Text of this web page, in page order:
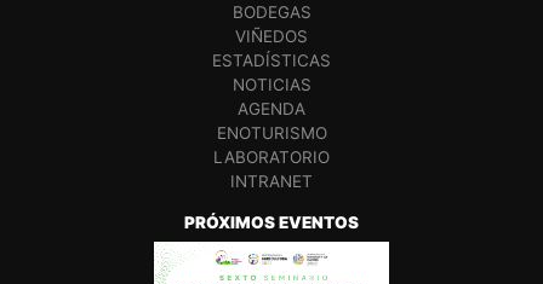
BODEGAS
VIÑEDOS
ESTADÍSTICAS
NOTICIAS
AGENDA
ENOTURISMO
LABORATORIO
INTRANET
PRÓXIMOS EVENTOS